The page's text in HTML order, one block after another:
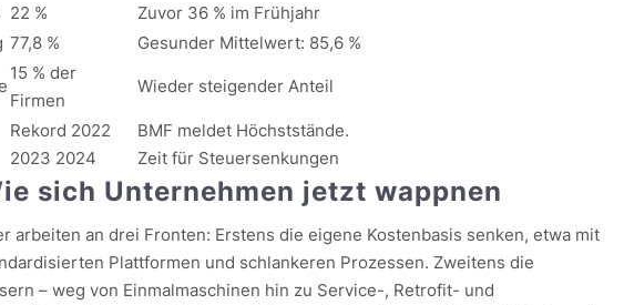
22 %
Zuvor 36 % im Frühjahr
77,8 % Gesunder Mittelwert: 85,6 %
15 % der
Firmen
Wieder steigender Anteil
Rekord 2022
2023 2024
BMF meldet Höchststände.
Zeit für Steuersenkungen
sich Unternehmen jetzt wappnen
arbeiten an drei Fronten: Erstens die eigene Kostenbasis senken, etwa mit
Plattformen und schlankeren Prozessen. Zweitens die
– weg von Einmalmaschinen hin zu Service-, Retrofit- und